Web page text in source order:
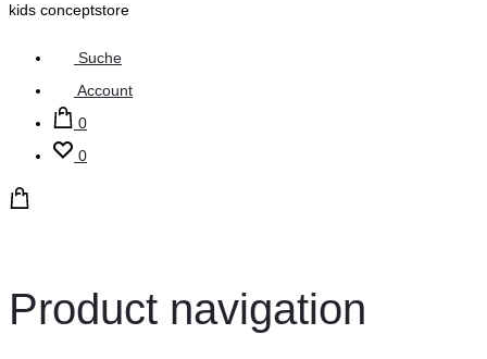
kids conceptstore
Suche
Account
0
0
Product navigation